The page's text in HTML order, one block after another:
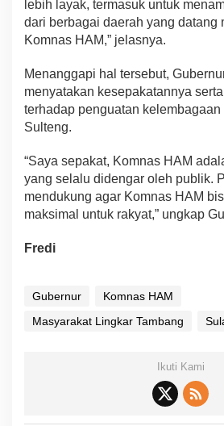
lebih layak, termasuk untuk
dari berbagai daerah yang datang
Komnas HAM,” jelasnya.
Menanggapi hal tersebut,
menyatakan kesepakatannya
terhadap penguatan
Sulteng.
“Saya sepakat, Komnas HAM
yang selalu didengar oleh publik.
mendukung agar Komnas HAM
maksimal untuk rakyat,” ungkap
Fredi
Gubernur
Komnas HAM
Masyarakat Lingkar Tambang
Ikuti Kami